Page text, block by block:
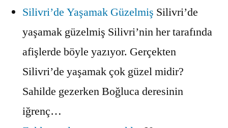
Silivri’de Yaşamak Güzelmiş Silivri’de
yaşamak güzelmiş Silivri’nin her tarafında
afişlerde böyle yazıyor. Gerçekten
Silivri’de yaşamak çok güzel midir?
Sahilde gezerken Boğluca deresinin
iğrenç…